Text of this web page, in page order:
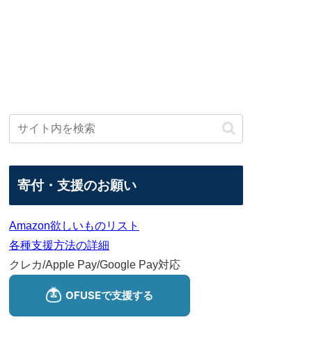
寄付・支援のお願い
Amazon欲しいものリスト
各種支援方法の詳細
クレカ/Apple Pay/Google Pay対応